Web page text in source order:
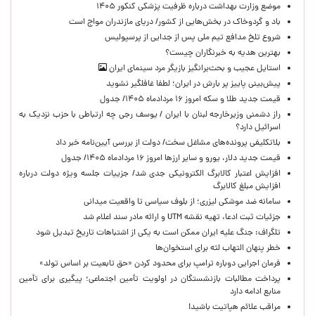
موضع وزارت بهداشت درباره ظرفیت پزشکی کنکور ۱۴۰۵
باد و گردوخاک در بخش‌هایی از کشور/ دریای مازندران مواج است
شروع تلخ مدافع تیم ملی پس از جدایی از پرسپولیس
بهترین هدیه به خبرنگاران چیست؟
استایل عجیب و بحث‌برانگیز بازیگر مرد سینمای ایران
پیش‌بینی پاییز پر بارش در ایران؛ لطفا غافلگیر نشوید
قیمت جدید طلا و سکه امروز ۱۶ مردادماه ۱۴۰۵/ جدول
راز دشمنی وزیرخارجه لبنان با ایران / یوسف رجی چه ارتباطی با حزب نزدیک به
اسرائیل دارد؟
بلاتکلیفی پرونده‌های مشاغل سخت/ دولت از بررسی آیین‌نامه خبر داد
قیمت جدید دلار، یورو و سایر ارزها امروز ۱۶ مردادماه ۱۴۰۵/ جدول
افزایش اعتبار کالابرگ الکترونیکی جدی شد/ جزییات جلسه ویژه دولت درباره
افزایش مبلغ کالابرگ
سامانه ضد موشکی لیزری؛ از بلوف سیاسی تا واقعیت میدانی
جزئیات ثبت ادعا، تهیه نقشه UTM و ارائه مادر سند اعلام شد
تلگراف: جنگ علیه ایران ممکن است به یکی از اشتباهات تاریخ تبدیل شود
خطر پنهان التهاب لثه برای استخوان‌ها
فرمان اجرایی دوباره ترامپ برای محدود کردن «حق تابعیت بر اساس تولد»
پرداخت مطالبات بازنشستگان در اولویت تأمین اجتماعی؛ پیگیری برای تأمین
منابع ادامه دارد
مراقب علائم هپاتیت باشید!